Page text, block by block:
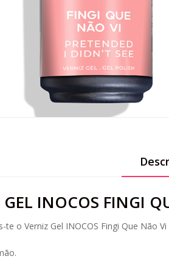
GEL INOCOS FINGI
te o Verniz Gel INOCOS Fingi Que Não